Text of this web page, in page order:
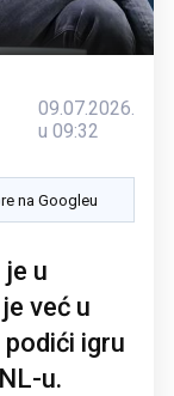
09.07.2026.
u 09:32
na Googleu
u
već u
igru
u.